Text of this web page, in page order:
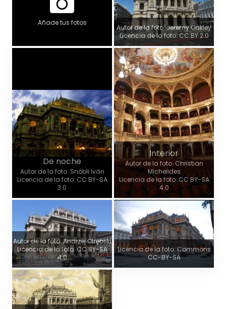
Añade tus fotos
Autor de la foto: Jeremy Oakley
Licencia de la foto: CC BY 2.0
De noche
Autor de la foto: Snóbli Iván
Licencia de la foto: CC BY-SA
3.0
Interior
Autor de la foto: Christian
Michelides
Licencia de la foto: CC BY-SA
4.0
Autor de la foto: Andrzej Otrębski
Licencia de la foto: CC BY-SA
4.0
Licencia de la foto: Commons
CC-BY-SA